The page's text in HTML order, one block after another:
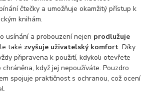
čtečky a umožňuje okamžitý přístup k
knihám.
usínání a probouzení nejen prodlužuje
také zvyšuje uživatelský komfort. Díky
připravena k použití, kdykoli otevřete
když jej nepoužíváte. Pouzdro
spojuje praktičnost s ochranou, což ocení